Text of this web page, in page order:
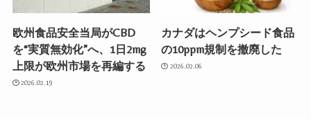
欧州食品安全当局がCBD
を“実質無効化”へ、1日2mg
上限が欧州市場を再編する
2026.02.19
カナダはヘンプシード食品
の10ppm規制を撤廃した
2026.02.06